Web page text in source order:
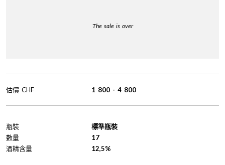
The sale is over
瓶裝
標準瓶裝
數量
17
酒精含量
12,5%
估價 CHF 1 800 - 4 800